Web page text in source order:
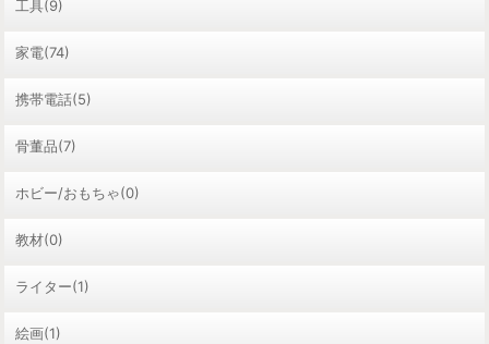
工具(9)
家電(74)
携帯電話(5)
骨董品(7)
ホビー/おもちゃ(0)
教材(0)
ライター(1)
絵画(1)